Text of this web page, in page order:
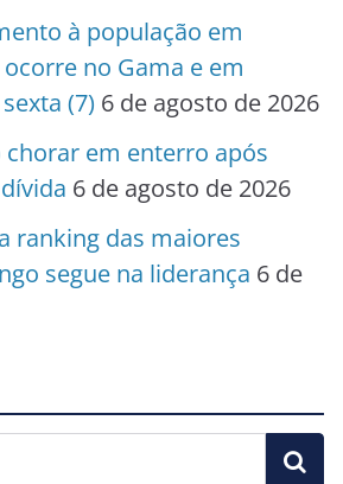
à população em
no Gama e em
(7) 6 de agosto de 2026
chorar em enterro após
6 de agosto de 2026
ranking das maiores
segue na liderança 6 de